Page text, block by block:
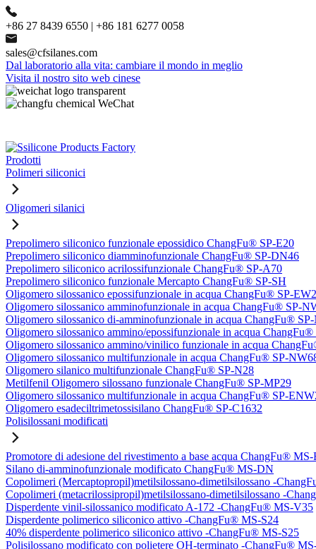
+86 27 8439 6550 | +86 181 6277 0058
sales@cfsilanes.com
Dal laboratorio alla vita: cambiare il mondo in meglio
Visita il nostro sito web cinese
Prodotti
Polimeri siliconici
Oligomeri silanici
Prepolimero siliconico funzionale epossidico ChangFu® SP-E20
Prepolimero siliconico diamminofunzionale ChangFu® SP-DN46
Prepolimero siliconico acrilossifunzionale ChangFu® SP-A70
Prepolimero siliconico funzionale Mercapto ChangFu® SP-SH
Oligomero silossanico epossifunzionale in acqua ChangFu® SP-
Oligomero silossanico amminofunzionale in acqua ChangFu® SP-
Oligomero silossanico di-amminofunzionale in acqua ChangFu®
Oligomero silossanico ammino/epossifunzionale in acqua
Oligomero silossanico ammino/vinilico funzionale in acqua
Oligomero silossanico multifunzionale in acqua ChangFu® SP-
Oligomero silanico multifunzionale ChangFu® SP-N28
Metilfenil Oligomero silossano funzionale ChangFu® SP-MP29
Oligomero silossanico multifunzionale in acqua ChangFu® SP-
Oligomero esadeciltrimetossisilano ChangFu® SP-C1632
Polisilossani modificati
Promotore di adesione del rivestimento a base acqua ChangFu® MS-
Silano di-amminofunzionale modificato ChangFu® MS-DN
Copolimeri (Mercaptopropil)metilsilossano-dimetilsilossano -
Copolimeri (metacrilossipropil)metilsilossano-dimetilsilossano -
Disperdente vinil-silossanico modificato A-172 -ChangFu® MS-V35
Disperdente polimerico siliconico attivo -ChangFu® MS-S24
40% disperdente polimerico siliconico attivo -ChangFu® MS-S25
Polisilossano modificato con polietere OH-terminato -ChangFu®